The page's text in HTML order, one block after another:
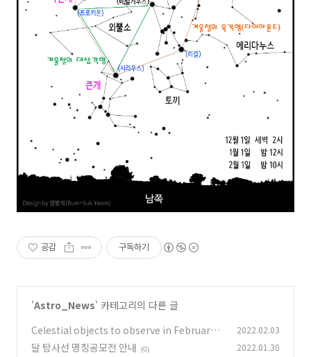
공감 구독하기
'Astro_News' 카테고리의 다른 글
Celestial objects to observe in February 2
022 2022년 2월의 천체 관측 대상들
2022.02.03
달 탐사선 명칭공모전 안내 (0) 2022.01.30